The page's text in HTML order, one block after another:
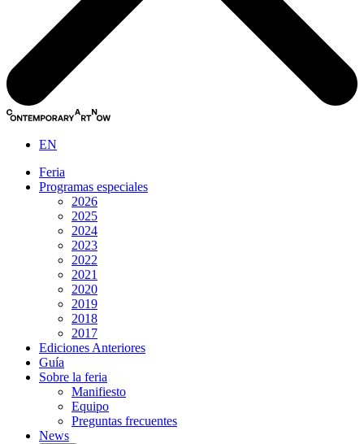
EN
Feria
Programas especiales
2026
2025
2024
2023
2022
2021
2020
2019
2018
2017
Ediciones Anteriores
Guía
Sobre la feria
Manifiesto
Equipo
Preguntas frecuentes
News